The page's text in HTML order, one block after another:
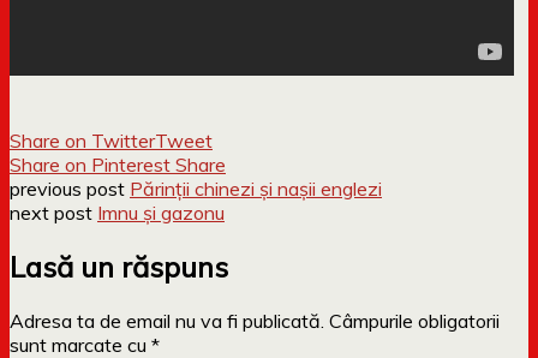
Share on TwitterTweet
Share on Pinterest Share
previous post Părinții chinezi și nașii englezi
next post Imnu și gazonu
Lasă un răspuns
Adresa ta de email nu va fi publicată. Câmpurile obligatorii
sunt marcate cu *